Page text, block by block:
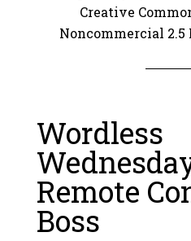
Creative
Noncommercial
Wordless
Remote
Boss